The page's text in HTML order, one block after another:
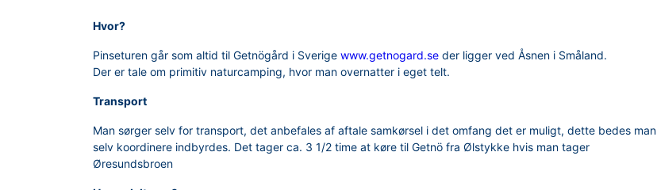
Hvor?
Pinseturen går som altid til Getnögård i Sverige www.getnogard.se der ligger ved Åsnen i Småland.
Der er tale om primitiv naturcamping, hvor man overnatter i eget telt.
Transport
Man sørger selv for transport, det anbefales af aftale samkørsel i det omfang det er muligt, dette bedes man
selv koordinere indbyrdes. Det tager ca. 3 1/2 time at køre til Getnö fra Ølstykke hvis man tager
Øresundsbroen